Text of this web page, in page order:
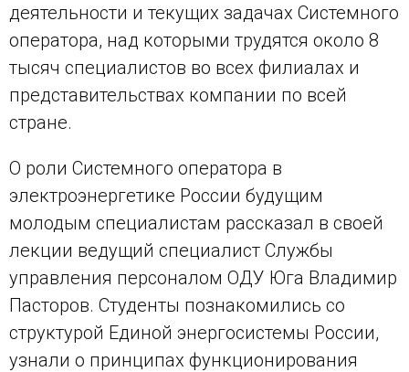
деятельности и текущих задачах Системного
оператора, над которыми трудятся около 8
тысяч специалистов во всех филиалах и
представительствах компании по всей
стране.
О роли Системного оператора в
электроэнергетике России будущим
молодым специалистам рассказал в своей
лекции ведущий специалист Службы
управления персоналом ОДУ Юга Владимир
Пасторов. Студенты познакомились со
структурой Единой энергосистемы России,
узнали о принципах функционирования